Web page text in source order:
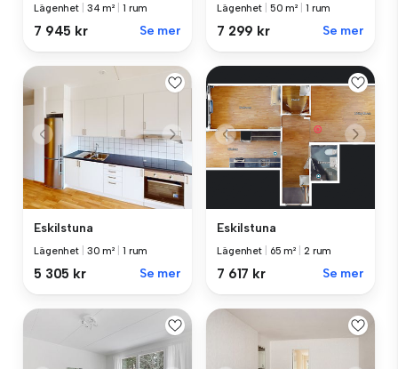
Lägenhet 34 m² 1 rum
7 945 kr Se mer
Lägenhet 50 m² 1 rum
7 299 kr Se mer
Eskilstuna
Lägenhet 30 m² 1 rum
5 305 kr Se mer
Eskilstuna
Lägenhet 65 m² 2 rum
7 617 kr Se mer